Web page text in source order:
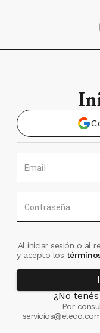
Email
Contraseña
Al iniciar sesión o al
y acepto los
¿No
Por